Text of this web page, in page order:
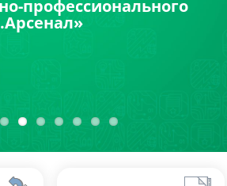
в рамках